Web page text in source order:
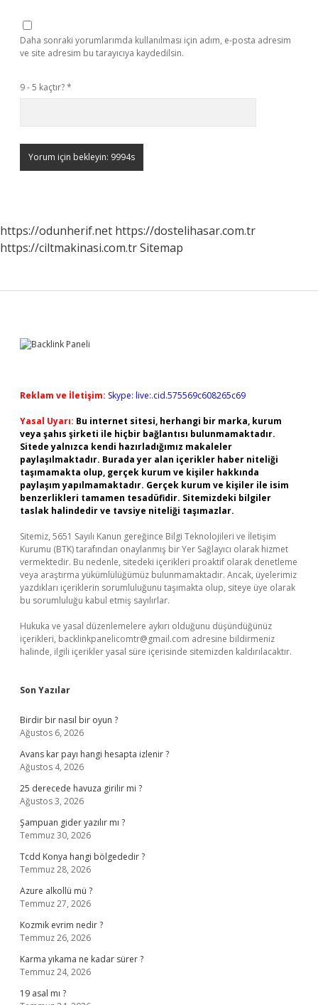
Daha sonraki yorumlarımda kullanılması için adım, e-posta adresim
ve site adresim bu tarayıcıya kaydedilsin.
9 - 5 kaçtır?*
https://odunherif.net https://dostelihasar.com.tr
https://ciltmakinasi.com.trSitemap
Sidebar
Reklam ve İletişim: Skype: live:.cid.575569c608265c69
Yasal Uyarı: Bu internet sitesi, herhangi bir marka, kurum
veya şahıs şirketi ile hiçbir bağlantısı bulunmamaktadır.
Sitede yalnızca kendi hazırladığımız makaleler
paylaşılmaktadır. Burada yer alan içerikler haber niteliği
taşımamakta olup, gerçek kurum ve kişiler hakkında
paylaşım yapılmamaktadır. Gerçek kurum ve kişiler ile isim
benzerlikleri tamamen tesadüfidir. Sitemizdeki bilgiler
taslak halindedir ve tavsiye niteliği taşımazlar.
Sitemiz, 5651 Sayılı Kanun gereğince Bilgi Teknolojileri ve İletişim
Kurumu (BTK) tarafından onaylanmış bir Yer Sağlayıcı olarak hizmet
vermektedir. Bu nedenle, sitedeki içerikleri proaktif olarak denetleme
veya araştırma yükümlülüğümüz bulunmamaktadır. Ancak, üyelerimiz
yazdıkları içeriklerin sorumluluğunu taşımakta olup, siteye üye olarak
bu sorumluluğu kabul etmiş sayılırlar.
Hukuka ve yasal düzenlemelere aykırı olduğunu düşündüğünüz
içerikleri, backlinkpanelicomtr@gmail.com adresine bildirmeniz
halinde, ilgili içerikler yasal süre içerisinde sitemizden kaldırılacaktır.
Son Yazılar
Birdir bir nasıl bir oyun ?
Ağustos 6, 2026
Avans kar payı hangi hesapta izlenir ?
Ağustos 4, 2026
25 derecede havuza girilir mi ?
Ağustos 3, 2026
Şampuan gider yazılır mı ?
Temmuz 30, 2026
Tcdd Konya hangi bölgededir ?
Temmuz 28, 2026
Azure alkollü mü ?
Temmuz 27, 2026
Kozmik evrim nedir ?
Temmuz 26, 2026
Karma yıkama ne kadar sürer ?
Temmuz 24, 2026
19 asal mı ?